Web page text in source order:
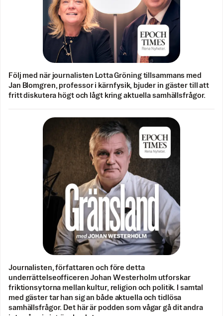
Följ med när journalisten Lotta Gröning tillsammans med
Jan Blomgren, professor i kärnfysik, bjuder in gäster till att
fritt diskutera högt och lågt kring aktuella samhällsfrågor.
Journalisten, författaren och före detta
underrättelseofficeren Johan Westerholm utforskar
friktionsytorna mellan kultur, religion och politik. I samtal
med gäster tar han sig an både aktuella och tidlösa
samhällsfrågor. Det här är podden som vågar gå dit andra